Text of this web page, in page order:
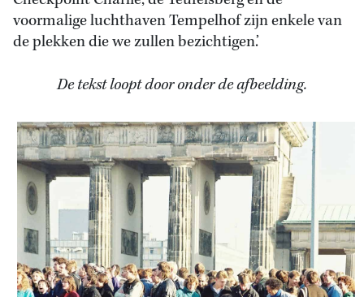
voormalige luchthaven Tempelhof zijn enkele van
de plekken die we zullen bezichtigen.’
De tekst loopt door onder de afbeelding.